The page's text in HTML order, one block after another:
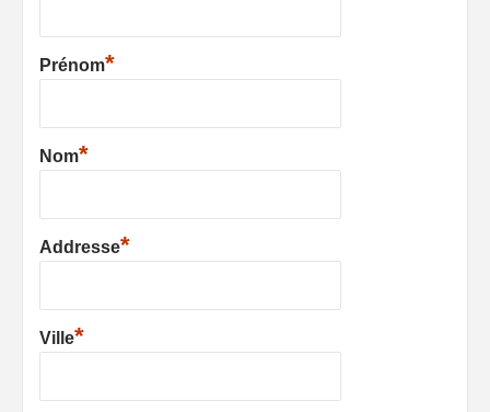
Prénom*
Nom*
Addresse*
Ville*